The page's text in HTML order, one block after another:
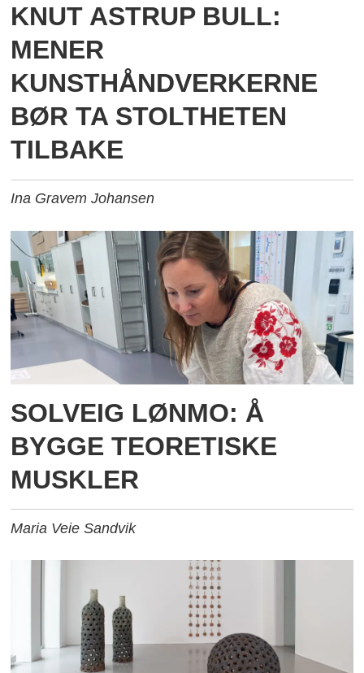
KNUT ASTRUP BULL:
MENER
KUNSTHÅNDVERKERNE
BØR TA STOLTHETEN
TILBAKE
Ina Gravem Johansen
SOLVEIG LØNMO: Å
BYGGE TEORETISKE
MUSKLER
Maria Veie Sandvik